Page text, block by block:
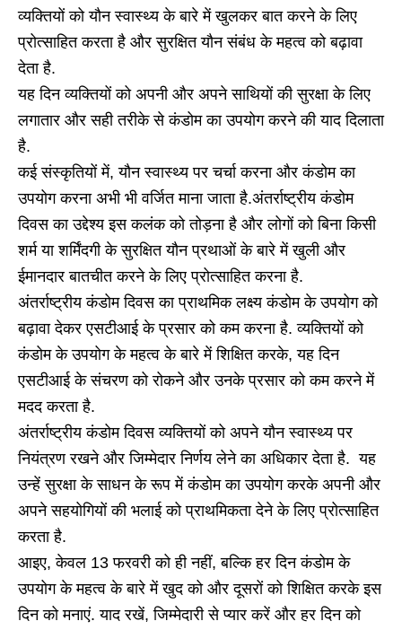
व्यक्तियों को यौन स्वास्थ्य के बारे में खुलकर बात करने के लिए
प्रोत्साहित करता है और सुरक्षित यौन संबंध के महत्व को बढ़ावा
देता है.
यह दिन व्यक्तियों को अपनी और अपने साथियों की सुरक्षा के लिए
लगातार और सही तरीके से कंडोम का उपयोग करने की याद दिलाता
है.
कई संस्कृतियों में, यौन स्वास्थ्य पर चर्चा करना और कंडोम का
उपयोग करना अभी भी वर्जित माना जाता है.अंतर्राष्ट्रीय कंडोम
दिवस का उद्देश्य इस कलंक को तोड़ना है और लोगों को बिना किसी
शर्म या शर्मिंदगी के सुरक्षित यौन प्रथाओं के बारे में खुली और
ईमानदार बातचीत करने के लिए प्रोत्साहित करना है.
अंतर्राष्ट्रीय कंडोम दिवस का प्राथमिक लक्ष्य कंडोम के उपयोग को
बढ़ावा देकर एसटीआई के प्रसार को कम करना है. व्यक्तियों को
कंडोम के उपयोग के महत्व के बारे में शिक्षित करके, यह दिन
एसटीआई के संचरण को रोकने और उनके प्रसार को कम करने में
मदद करता है.
अंतर्राष्ट्रीय कंडोम दिवस व्यक्तियों को अपने यौन स्वास्थ्य पर
नियंत्रण रखने और जिम्मेदार निर्णय लेने का अधिकार देता है. यह
उन्हें सुरक्षा के साधन के रूप में कंडोम का उपयोग करके अपनी और
अपने सहयोगियों की भलाई को प्राथमिकता देने के लिए प्रोत्साहित
करता है.
आइए, केवल 13 फरवरी को ही नहीं, बल्कि हर दिन कंडोम के
उपयोग के महत्व के बारे में खुद को और दूसरों को शिक्षित करके इस
दिन को मनाएं. याद रखें, जिम्मेदारी से प्यार करें और हर दिन को